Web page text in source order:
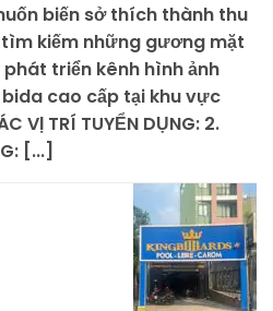
biến sở thích thành thu
kiếm những gương mặt
triển kênh hình ảnh
cao cấp tại khu vực
VỊ TRÍ TUYỂN DỤNG: 2.
[...]